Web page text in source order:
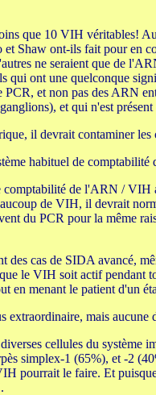
que 10 VIH véritables!
Shaw ont-ils fait pour en
ne seraient que de
qui ont une quelconque
et non pas des ARN
et qui n'est
il devrait contaminer
habituel de
de l'ARN /
de VIH, il devrait
du PCR pour la même
des cas de SIDA avancé,
le VIH soit actif pendant
menant le patient d'un
mais
cellules du
simplex-1 (65%), et -2
pourrait le faire. Et